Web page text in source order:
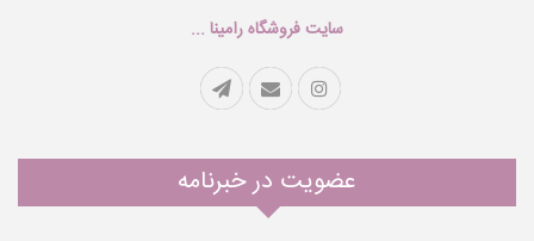
سایت فروشگاه رامینا ...
عضویت در خبرنامه